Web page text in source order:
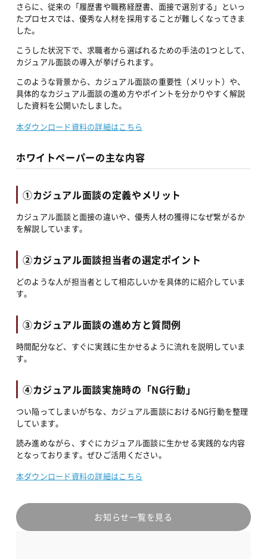
さらに、従来の「履歴書や職務経歴書、面接で選別する」といっ
たプロセスでは、優秀な人材を採用することが難しくなってきま
した。
こうした状況下で、求職者から選ばれるための手法の1つとして、
カジュアル面談の導入が挙げられます。
このような背景から、カジュアル面談の重要性（メリット）や、
具体的なカジュアル面談の進め方やポイントを分かりやすく解説
した資料を公開いたしました。
本ダウンロード資料の詳細はこちら
ホワイトペーパーの主な内容
①カジュアル面談の定義やメリット
カジュアル面談と面接の違いや、優秀人材の獲得になぜ繋がるか
を解説しています。
②カジュアル面談担当者の選定ポイント
どのような人が担当者として相応しいかを具体的に紹介していま
す。
③カジュアル面談の進め方と質問例
時間配分など、すぐに実践に生かせるように流れを説明していま
す。
④カジュアル面談実施時の「NG行動」
つい陥ってしまいがちな、カジュアル面談におけるNG行動を整理
しています。
読み進めながら、すぐにカジュアル面談に生かせる実践的な内容
となっております。ぜひご活用ください。
本ダウンロード資料の詳細はこちら
お知らせ一覧を見る